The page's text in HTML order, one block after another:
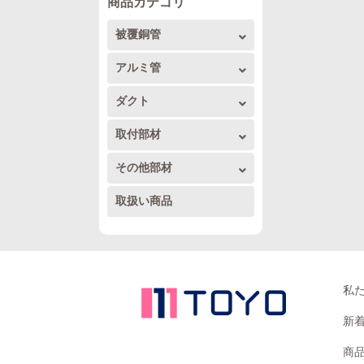
被覆銅管
被覆銅管コイル
4m直管
フレア配管セット
被覆銅管その他配管
アルミ管
アルミコイル
アルミ4m直管
アルミ取り付け部品工具
ダクト
トーヨーダクト
トーヨーダクト 部材1
トーヨーダクト 部材2
取付部材
ドレンホース関連
ドレンパイプ他部材
その他部材
アンテナ部材
取扱い商品
私
新
商